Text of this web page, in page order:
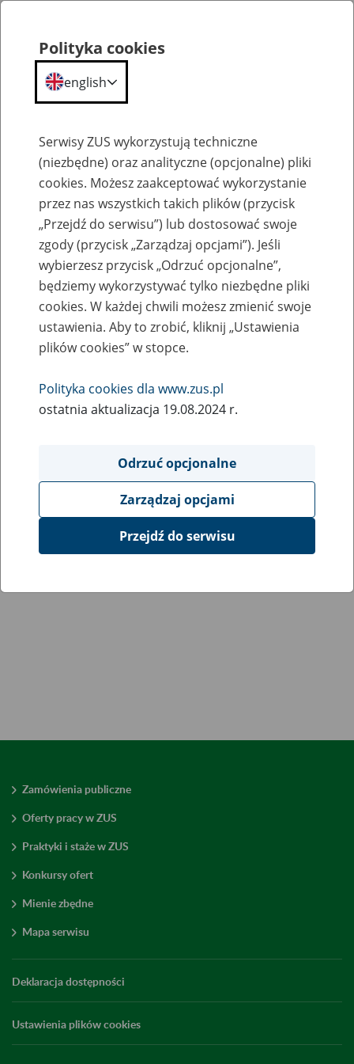
Przepraszamy,
podana strona nie została znaleziona.
Błąd 404
Przejdź do strony głównej
Zamówienia publiczne
Oferty pracy w ZUS
Praktyki i staże w ZUS
Konkursy ofert
Mienie zbędne
Mapa serwisu
Deklaracja dostępności
Ustawienia plików cookies
Polityka cookies
english
Serwisy ZUS wykorzystują techniczne
(niezbędne) oraz analityczne (opcjonalne) pliki
cookies. Możesz zaakceptować wykorzystanie
przez nas wszystkich takich plików (przycisk
„Przejdź do serwisu”) lub dostosować swoje
zgody (przycisk „Zarządzaj opcjami”). Jeśli
wybierzesz przycisk „Odrzuć opcjonalne”,
będziemy wykorzystywać tylko niezbędne pliki
cookies. W każdej chwili możesz zmienić swoje
ustawienia. Aby to zrobić, kliknij „Ustawienia
plików cookies” w stopce.
Polityka cookies dla www.zus.pl
ostatnia aktualizacja 19.08.2024 r.
Odrzuć opcjonalne
Zarządzaj opcjami
Przejdź do serwisu